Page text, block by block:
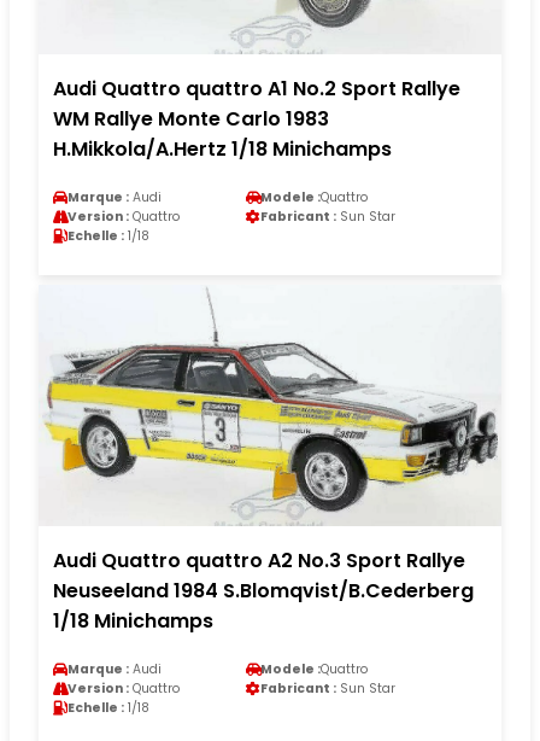
Audi Quattro quattro A1 No.2 Sport Rallye
WM Rallye Monte Carlo 1983
H.Mikkola/A.Hertz 1/18 Minichamps
Marque : Audi Modele :Quattro
Version : Quattro Fabricant : Sun Star
Echelle : 1/18
Audi Quattro quattro A2 No.3 Sport Rallye
Neuseeland 1984 S.Blomqvist/B.Cederberg
1/18 Minichamps
Marque : Audi Modele :Quattro
Version : Quattro Fabricant : Sun Star
Echelle : 1/18